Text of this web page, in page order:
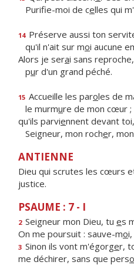
Purifie-moi de celles qui
14 Préserve aussi ton
qu'il n'ait sur moi aucune
Alors je serai sans reproche,
pur d'un grand péché.
15 Accueille les paroles de
le murmure de mon cœur
qu'ils parviennent devant toi,
Seigneur, mon rocher,
ANTIENNE
Dieu qui scrutes les cœurs
justice.
PSAUME : 7 - I
2 Seigneur mon Dieu, tu es
On me poursuit : sauve-mo
3 Sinon ils vont m'égorger,
me déchirer, sans que perso